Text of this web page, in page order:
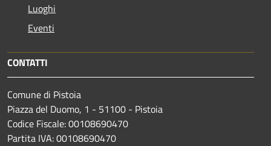
Luoghi
Eventi
CONTATTI
Comune di Pistoia
Piazza del Duomo, 1 - 51100 - Pistoia
Codice Fiscale: 00108690470
Partita IVA: 00108690470